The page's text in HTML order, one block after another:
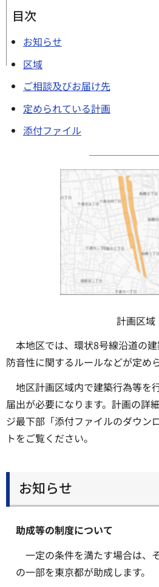
目次
お知らせ
区域
ご相談及びお届け先
定められている計画
添付ファイル
計画区域
本地区では、環状8号線沿道の
防音性に関するルールなどが定め
地区計画区域内で建築行為等を
届出が必要になります。計画の詳
ジ最下部「添付ファイルのダウン
トをご覧ください。
お知らせ
助成等の制度について
一定の条件を満たす場合は、
の一部を東京都が助成します。